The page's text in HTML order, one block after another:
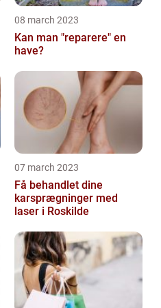
08 march 2023
Kan man "reparere" en
have?
07 march 2023
Få behandlet dine
karsprægninger med
laser i Roskilde